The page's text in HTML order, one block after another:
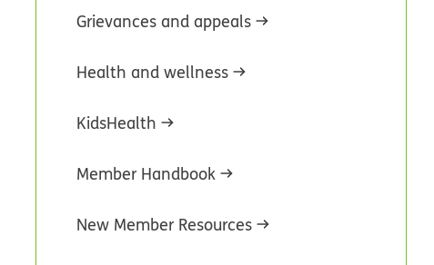
Grievances and appeals
Health and wellness
KidsHealth
Member Handbook
New Member Resources